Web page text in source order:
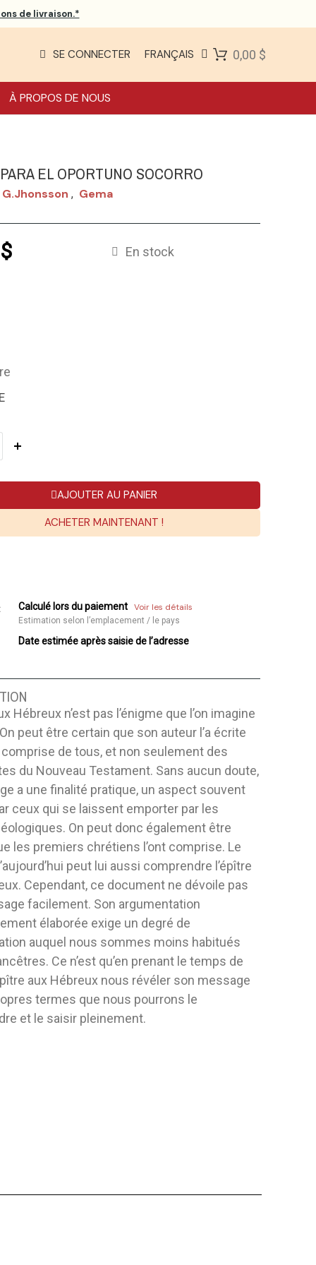
de livraison.*
SE CONNECTER FRANÇAIS 0,00 $
À PROPOS DE NOUS
COUPLE
couple et sa
LE GRAND COEUR DE
SALOMONET
Auteur:Samuel Gil Soldevilla
Explorez les curieux quartiers d'Orbit
EL OPORTUNO SOCORRO
G.jhonsson , Gema
En stock
AJOUTER AU PANIER
ACHETER MAINTENANT !
Calculé lors du paiement Voir les détails
Estimation selon l’emplacement / le pays
Date estimée après saisie de l’adresse
Hébreux n’est pas l’énigme que l’on imagine
peut être certain que son auteur l’a écrite
de tous, et non seulement des
du Nouveau Testament. Sans aucun doute,
a une finalité pratique, un aspect souvent
ceux qui se laissent emporter par les
On peut donc également être
les premiers chrétiens l’ont comprise. Le
peut lui aussi comprendre l’épître
Cependant, ce document ne dévoile pas
facilement. Son argumentation
élaborée exige un degré de
auquel nous sommes moins habitués
Ce n’est qu’en prenant le temps de
aux Hébreux nous révéler son message
termes que nous pourrons le
et le saisir pleinement.